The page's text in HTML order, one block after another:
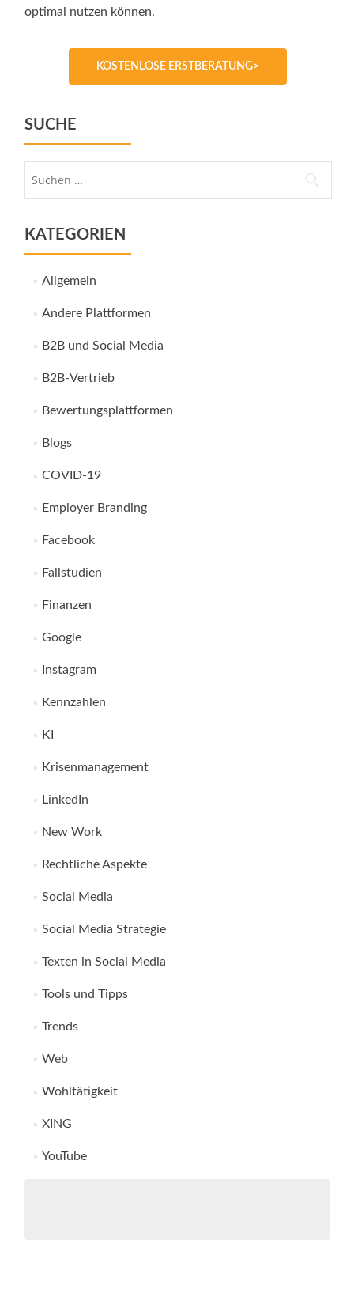
optimal nutzen können.
KOSTENLOSE ERSTBERATUNG>
SUCHE
KATEGORIEN
Allgemein
Andere Plattformen
B2B und Social Media
B2B-Vertrieb
Bewertungsplattformen
Blogs
COVID-19
Employer Branding
Facebook
Fallstudien
Finanzen
Google
Instagram
Kennzahlen
KI
Krisenmanagement
LinkedIn
New Work
Rechtliche Aspekte
Social Media
Social Media Strategie
Texten in Social Media
Tools und Tipps
Trends
Web
Wohltätigkeit
XING
YouTube